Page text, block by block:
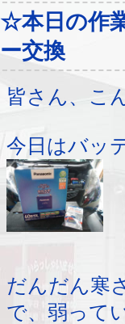
☆本日の作
ー交換
皆さん、こ
今日はバッ
だんだん寒
で、弱って